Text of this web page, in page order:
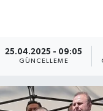
25.04.2025 - 09:05
GÜNCELLEME